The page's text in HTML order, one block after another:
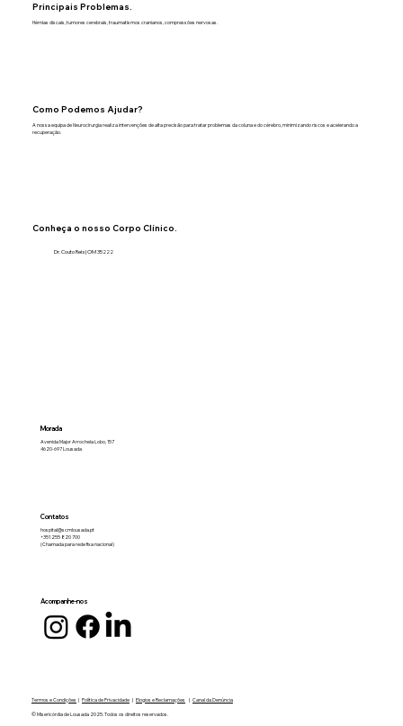
Principais Problemas.
Hérnias discais, tumores cerebrais, traumatismos cranianos, compressões nervosas.
Como Podemos Ajudar?
A nossa equipa de Neurocirurgia realiza intervenções de alta precisão para tratar problemas da coluna e do cérebro, minimizando riscos e acelerando a
recuperação.
Conheça o nosso Corpo Clínico.
Dr. Couto Reis | OM 35222
Morada
Avenida Major Arrochela Lobo, 157
4620-697 Lousada
Contatos
hospital@scmlousada.pt
+351 255 820 700
(Chamada para rede fixa nacional)
Acompanhe-nos
Termos e Condições Política de Privacidade| Elogios e Reclamações Canal da Denúncia
© Misericórdia de Lousada 2025. Todos os direitos reservados.